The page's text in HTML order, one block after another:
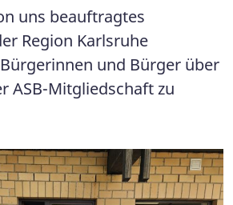
uns beauftragtes
Region Karlsruhe
und Bürger über
ASB-Mitgliedschaft zu